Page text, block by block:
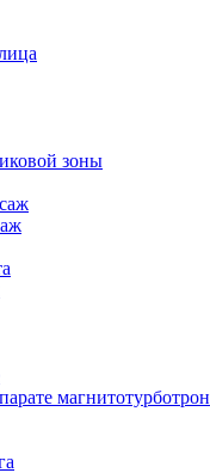
зоны
магнитотурботрон